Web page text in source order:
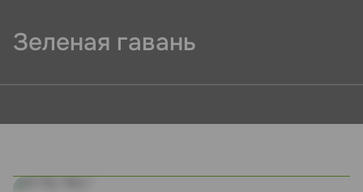
Зеленая гавань